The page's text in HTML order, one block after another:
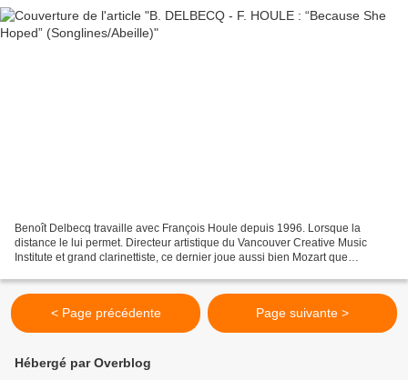
Benoît Delbecq travaille avec François Houle depuis 1996. Lorsque la
distance le lui permet. Directeur artistique du Vancouver Creative Music
Institute et grand clarinettiste, ce dernier joue aussi bien Mozart que
< Page précédente Page suivante >
Hébergé par Overblog